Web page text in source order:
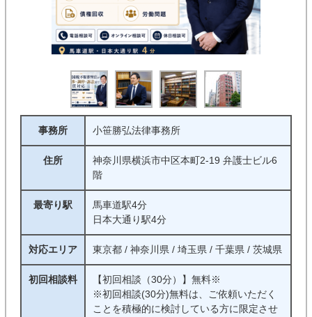
事務所 小笹勝弘法律事務所
住所
神奈川県横浜市中区本町2-19 弁護士ビル6
階
最寄り駅
馬車道駅4分
日本大通り駅4分
対応エリア 東京都 / 神奈川県 / 埼玉県 / 千葉県 / 茨城県
初回相談料
【初回相談（30分）】無料※
※初回相談(30分)無料は、ご依頼いただく
ことを積極的に検討している方に限定させ